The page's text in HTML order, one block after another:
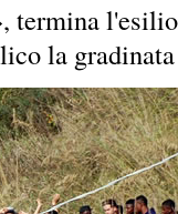
termina
la